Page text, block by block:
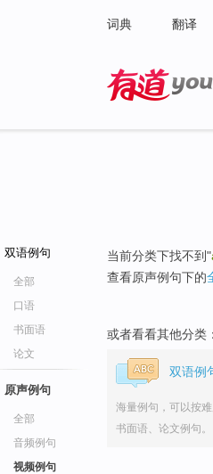
词典 翻译
双语例句
全部
口语
书面语
论文
原声例句
全部
音频例句
视频例句
当前分类下找不到"
查看原声例句下的
或者看看其他分类：
双语例
海量例句，可以按难
书面语、论文例句。